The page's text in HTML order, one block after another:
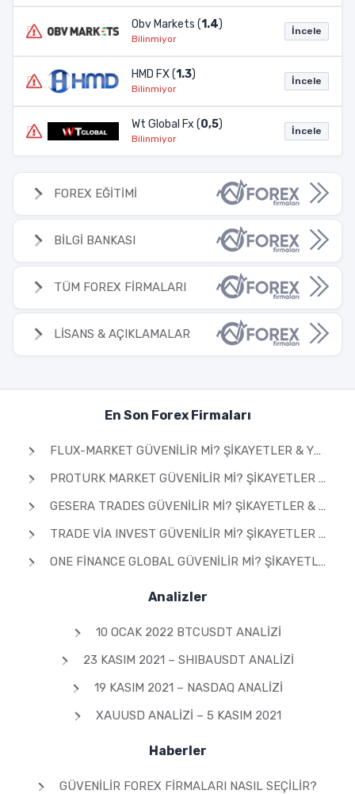
Obv Markets (1.4)
Bilinmiyor
İncele
HMD FX (1.3)
Bilinmiyor
İncele
Wt Global Fx (0,5)
Bilinmiyor
İncele
FOREX EĞİTİMİ
BİLGİ BANKASI
TÜM FOREX FİRMALARI
LİSANS & AÇIKLAMALAR
En Son Forex Firmaları
FLUX-MARKET GÜVENILIR MI? ŞIKAYETLER & YORUMLAR 2026
PROTURK MARKET GÜVENILIR MI? ŞIKAYETLER & YORUMLAR 2026
GESERA TRADES GÜVENILIR MI? ŞIKAYETLER & YORUMLAR 2026
TRADE VIA INVEST GÜVENILIR MI? ŞIKAYETLER & YORUMLAR 2026
ONE FINANCE GLOBAL GÜVENILIR MI? ŞIKAYETLER & YORUMLAR 2026
Analizler
10 OCAK 2022 BTCUSDT ANALIZI
23 KASIM 2021 – SHIBAUSDT ANALIZI
19 KASIM 2021 – NASDAQ ANALIZI
XAUUSD ANALIZI – 5 KASIM 2021
Haberler
GÜVENILIR FOREX FIRMALARI NASIL SEÇILIR?